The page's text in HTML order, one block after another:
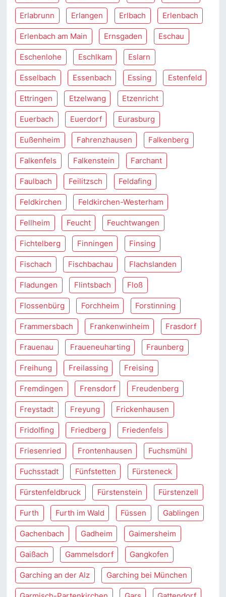
Erlabrunn Erlangen Erlbach Erlenbach
Erlenbach am Main Ernsgaden Eschau
Eschenlohe Eschlkam Eslarn
Esselbach Essenbach Essing Estenfeld
Ettringen Etzelwang Etzenricht
Euerbach Euerdorf Eurasburg
Eußenheim Fahrenzhausen Falkenberg
Falkenfels Falkenstein Farchant
Faulbach Feilitzsch Feldafing
Feldkirchen Feldkirchen-Westerham
Fellheim Feucht Feuchtwangen
Fichtelberg Finningen Finsing
Fischach Fischbachau Flachslanden
Fladungen Flintsbach Floß
Flossenbürg Forchheim Forstinning
Frammersbach Frankenwinheim Frasdorf
Frauenau Fraueneuharting Fraunberg
Freihung Freilassing Freising
Fremdingen Frensdorf Freudenberg
Freystadt Freyung Frickenhausen
Fridolfing Friedberg Friedenfels
Friesenried Frontenhausen Fuchsmühl
Fuchsstadt Fünfstetten Fürsteneck
Fürstenfeldbruck Fürstenstein Fürstenzell
Furth Furth im Wald Füssen Gablingen
Gachenbach Gadheim Gaimersheim
Gaißach Gammelsdorf Gangkofen
Garching an der Alz Garching bei München